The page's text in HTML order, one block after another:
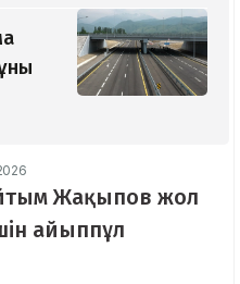
Жақыпов жол
айыппұл